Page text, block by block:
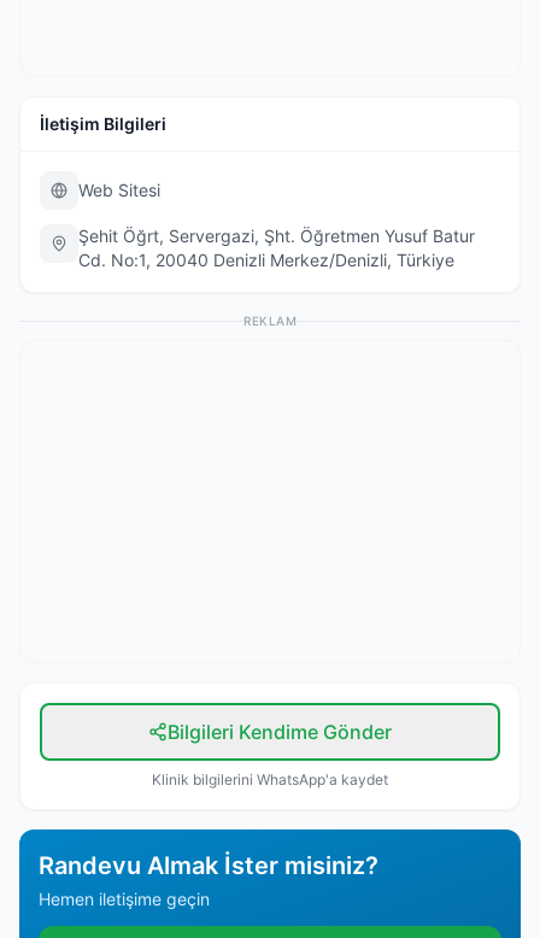
İletişim Bilgileri
Web Sitesi
Şehit Öğrt, Servergazi, Şht. Öğretmen Yusuf Batur
Cd. No:1, 20040 Denizli Merkez/Denizli, Türkiye
REKLAM
Bilgileri Kendime Gönder
Klinik bilgilerini WhatsApp'a kaydet
Randevu Almak İster misiniz?
Hemen iletişime geçin